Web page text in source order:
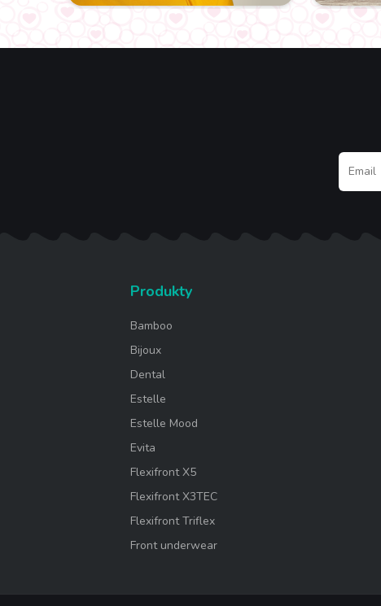
Produkty
Bamboo
Bijoux
Dental
Estelle
Estelle Mood
Evita
Flexifront X5
Flexifront X3TEC
Flexifront Triflex
Front underwear